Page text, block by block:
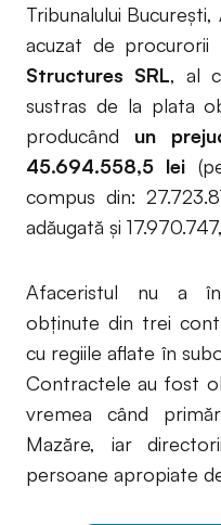
Tribunalului
acuzat de procurorii
Structures SRL, al
sustras de la plata
producând un
45.694.558,5 lei
compus din:
adăugată şi
Afaceristul nu a
obținute din trei
cu regiile aflate în
Contractele au fost
vremea când
Mazăre, iar
persoane apropiate